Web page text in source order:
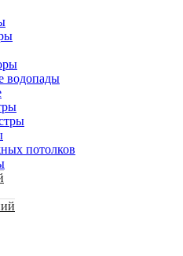
водопады
потолков